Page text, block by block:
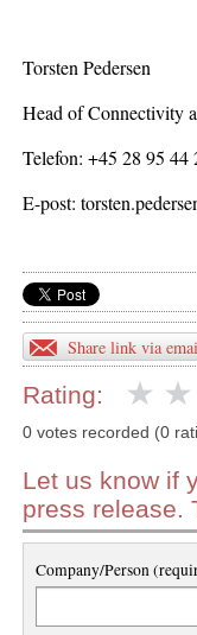
Torsten Pedersen
Head of Connectivity
Telefon: +45 28 95 44
E-post:
Share link via
Rating:
0 votes recorded (0
Let us know if
press release.
Company/Person